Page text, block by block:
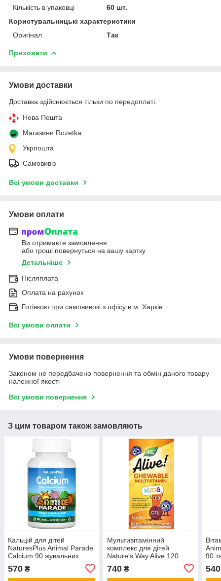
Кількість в упаковці
60 шт.
Користувальницькі характеристики
Оригінал
Так
Приховати
Умови доставки
Доставка здійснюється тільки по передоплаті.
Нова Пошта
Магазини Rozetka
Укрпошта
Самовивіз
Всі умови доставки
Умови оплати
Ви отримаєте замовлення
або гроші повернуться на вашу картку
Детальніше
Післяплата
Оплата на рахунок
Готівкою при самовивозі з офісу в м. Харків
Всі умови оплати
Умови повернення
Законом не передбачено повернення та обмін даного товару
належної якості
Всі умови повернення
З цим товаром також замовляють
Кальцій для дітей
NaturesPlus Animal Parade
Calcium 90 жувальних
таблеток у формі тварин
570 ₴
Мультивітамінний
комплекс для дітей
Nature's Way Alive 120
фруктовим смаком
740₴
90
540